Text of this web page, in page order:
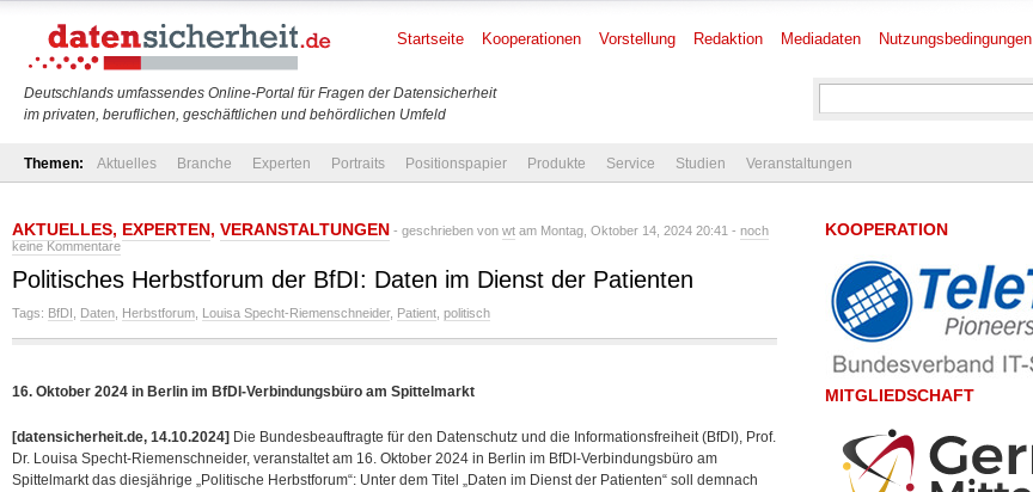
Deutschlands umfassendes Online-Portal für Fragen der Datensicherheit
im privaten, beruflichen, geschäftlichen und behördlichen Umfeld
Startseite Kooperationen Vorstellung Redaktion Mediadaten Nutzungsbedingungen
Themen: Aktuelles Branche Experten Portraits Positionspapier Produkte Service Studien Veranstaltungen
AKTUELLES, EXPERTEN, VERANSTALTUNGEN - geschrieben von wt am Montag, Oktober 14, 2024 20:41 - noch
keine Kommentare
Politisches Herbstforum der BfDI: Daten im Dienst der Patienten
Tags: BfDI Daten Herbstforum Louisa Specht-Riemenschneider, Patient politisch
16. Oktober 2024 in Berlin im BfDI-Verbindungsbüro am Spittelmarkt
[datensicherheit.de, 14.10.2024] Die Bundesbeauftragte für den Datenschutz und die Informationsfreiheit (BfDI), Prof.
Dr. Louisa Specht-Riemenschneider, veranstaltet am 16. Oktober 2024 in Berlin im BfDI-Verbindungsbüro am
Spittelmarkt das diesjährige „Politische Herbstforum“: Unter dem Titel „Daten im Dienst der Patienten“ soll demnach
KOOPERATION
MITGLIEDSCHAFT